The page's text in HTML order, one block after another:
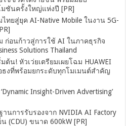
ชันครั้งใหญ่แห่งปี [PR]
ยสู่ยุค AI-Native Mobile ในงาน 5G-
ก่อนก้าวสู่การใช้ AI ในภาคธุรกิจ
Solutions Thailand
น! หัวเว่ยเตรียมเผยโฉม HUAWEI
ธงที่พร้อมยกระดับทุกโมเมนต์สำคัญ
Insight-Driven Advertising’
นการรับรองจาก NVIDIA AI Factory
(CDU) ขนาด 600kW [PR]